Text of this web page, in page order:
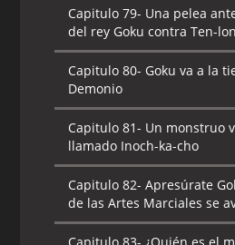
Capitulo 79- Una pelea
del rey Goku contra Ten-
Capitulo 80- Goku va a la
Demonio
Capitulo 81- Un monstruo
llamado Inoch-ka-cho
Capitulo 82- Apresúrate
de las Artes Marciales se